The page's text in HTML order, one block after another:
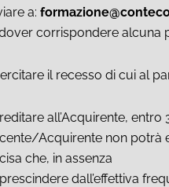
a:
corrispondere alcuna
il recesso di cui al
all’Acquirente,
Acquirente non potrà
che, in assenza
dall’effettiva